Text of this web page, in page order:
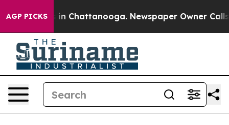
AGP PICKS
Chaos in Chattanooga. Newspaper Owner Calls